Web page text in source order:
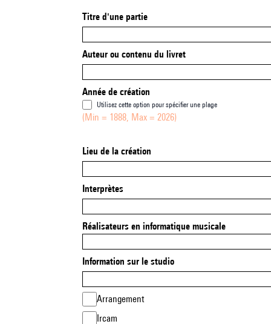
Titre d'une partie
Auteur ou contenu du livret
Année de création
Utilisez cette option pour spécifier une plage
(Min = 1888, Max = 2026)
Lieu de la création
Interprètes
Réalisateurs en informatique musicale
Information sur le studio
Arrangement
Ircam